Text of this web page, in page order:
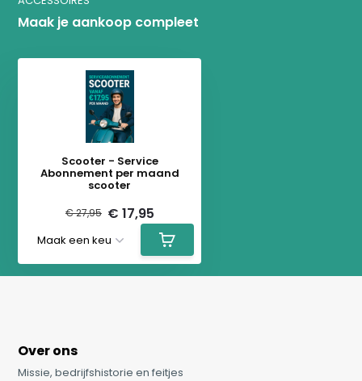
Maak je aankoop compleet
Scooter - Service
Abonnement per maand
scooter
€ 27,95 € 17,95
Over ons
Missie, bedrijfshistorie en feitjes